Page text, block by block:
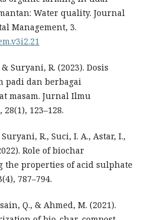
Water quality. Journal
Management, 3.
Suryani, R. (2023). Dosis
padi dan berbagai
masam. Jurnal Ilmu
123–128.
R., Suci, I. A., Astar, I.,
Role of biochar
properties of acid sulphate
787–794.
Q., & Ahmed, M. (2021).